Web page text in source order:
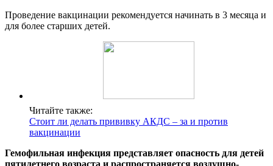
Проведение вакцинации рекомендуется начинать в 3 месяца и
для более старших детей.
Читайте также:
Стоит ли делать прививку АКДС – за и против
вакцинации
Гемофильная инфекция представляет опасность для детей